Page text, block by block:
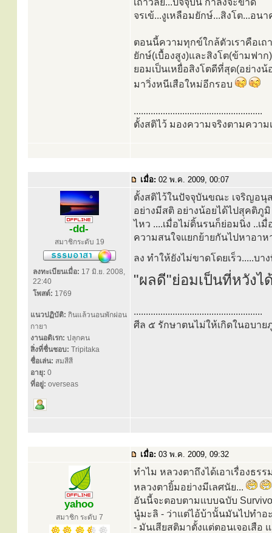
เถาวัลย์...ปัจจุบัน กำลังจะขาด
จรเข้...งูเหลือมยักษ์...สิงโต...อน
ตอนนี้ความทุกข์ใกล้ตัวเราคือเถ
ยักษ์(เบื้องสูง)และสิงโต(ข้ามฟา
ยอมเป็นเหยื่อสิงโตดีที่สุด(อย่าง
มาวิ่งหนีเสือใหม่อีกรอบ
.....................................................
ตั้งสติไว้ มองความจริงตามความ
เมื่อ: 02 พ.ค. 2009, 00:07
-dd-
สมาชิกระดับ 19
ลงทะเบียนเมื่อ: 17 มิ.ย. 2008,
22:40
โพสต์: 1769
แนวปฏิบัติ: กินแล้วนอนพักผ่อน
กายา
งานอดิเรก: ปลุกคน
สิ่งที่ชื่นชอบ: Tripitaka
ชื่อเล่น: สมสีสี
อายุ: 0
ที่อยู่: overseas
ตั้งสติไว้ในปัจจุบันขณะ เจริญอนุ
อย่างมีสติ อย่างน้อยได้ไปสุคติภู
ไหว ....เมื่อไม่ดิ้นรนก็ย่อมนิ่ง ..เ
ความสนใจแยกย้ายกันไปหาอาห
ลง ทำให้ยังไม่ขาดโดยเร็ว.....บา
"ผลดี"ย่อมเป็นที่หวังไ
.....................................................
ศีล ๕ รักษาตนไม่ให้เกิดในอบาย
เมื่อ: 03 พ.ค. 2009, 09:32
yahoo
สมาชิก ระดับ 7
ทำไม หลวงตาถึงได้เอาเรื่องธร
หลวงตายิ้มอย่างมีเลศนัย...
อันนี้จะตอบตามแบบฉบับ
นู๋มะลิ - ว่าแต่ไอ้บ้านั้นมันไปทำอะ
- มันเสียสติมาตั้งแต่ตอนเจอเสือ